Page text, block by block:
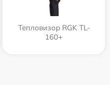
Тепловизор RGK TL-
160+